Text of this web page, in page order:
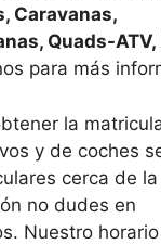
Caravanas,
Quads-ATV,
para más
la
y de coches
cerca de
no dudes en
Nuestro